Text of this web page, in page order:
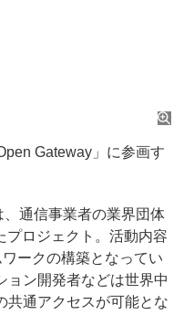
Gateway」に参画す
通信事業者の業界団体
プロジェクト。活動内容
ークの構築となってい
ョン開発者などは世界中
共通アクセスが可能とな